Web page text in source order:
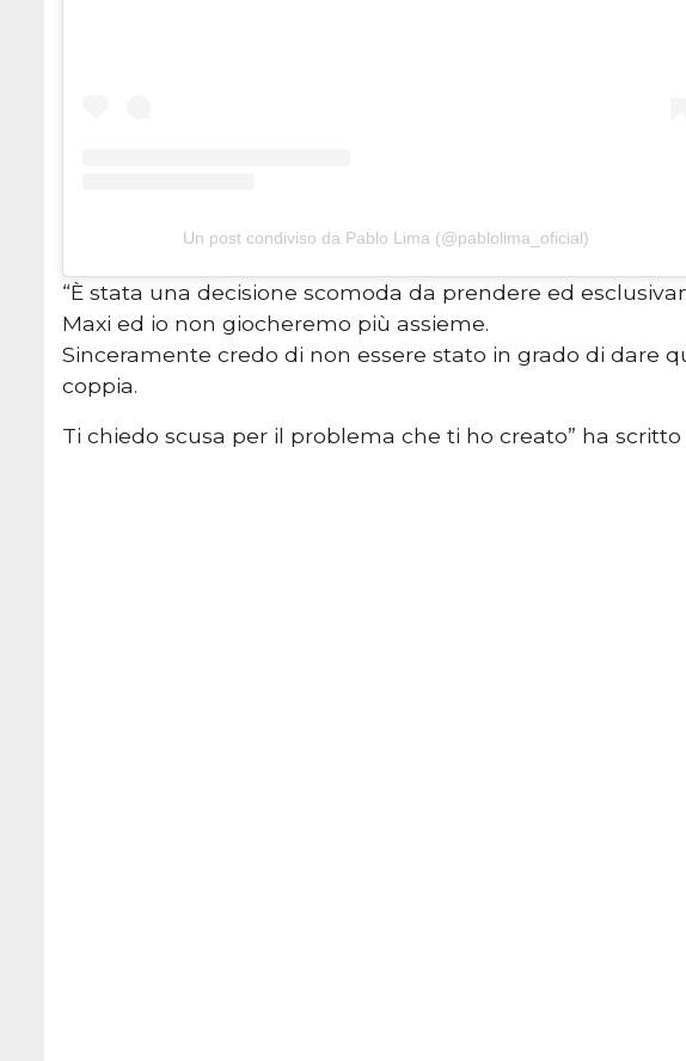
Un post condiviso da Pablo Lima (@pablolima_oficial)
“È stata una decisione scomoda da prendere ed
Maxi ed io non giocheremo più assieme.
Sinceramente credo di non essere stato in grado di dare
coppia.
Ti chiedo scusa per il problema che ti ho creato” ha scritto